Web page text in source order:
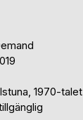
1970-talet